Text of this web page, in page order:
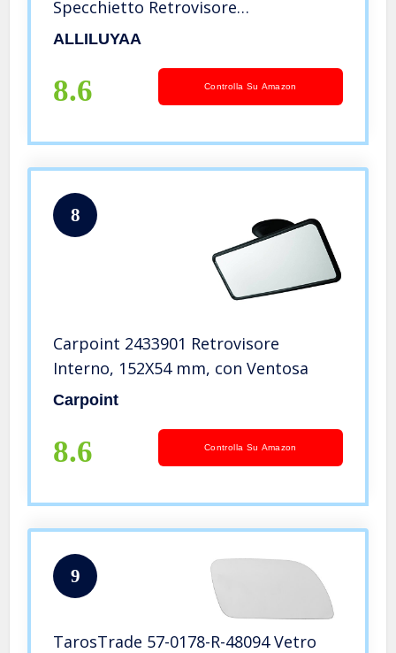
Specchietto Retrovisore
Auto,Specchio Auto Bambino con
Visuale,Base con Clip,Anti-Oscillatio
ALLILUYAA
8.6 Controlla Su Amazon
8
Carpoint 2433901 Retrovisore
Interno, 152X54 mm, con Ventosa
Carpoint
8.6 Controlla Su Amazon
9
TarosTrade 57-0178-R-48094 Vetro